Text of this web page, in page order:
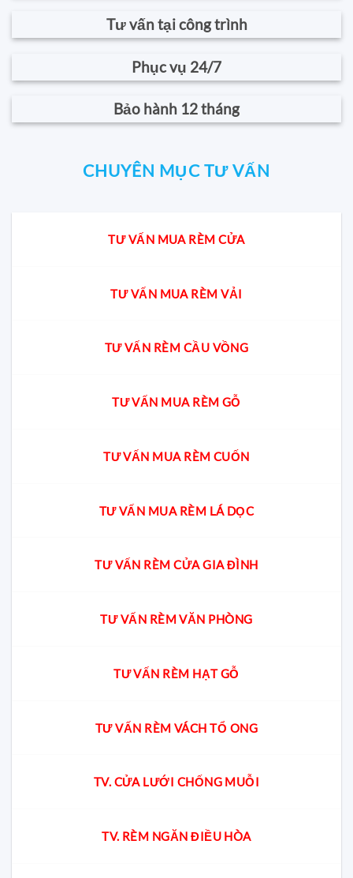
Tư vấn tại công trình
Phục vụ 24/7
Bảo hành 12 tháng
CHUYÊN MỤC TƯ VẤN
TƯ VẤN MUA RÈM CỬA
TƯ VẤN MUA RÈM VẢI
TƯ VẤN RÈM CẦU VỒNG
TƯ VẤN MUA RÈM GỖ
TƯ VẤN MUA RÈM CUỐN
TƯ VẤN MUA RÈM LÁ DỌC
TƯ VẤN RÈM CỬA GIA ĐÌNH
TƯ VẤN RÈM VĂN PHÒNG
TƯ VẤN RÈM HẠT GỖ
TƯ VẤN RÈM VÁCH TỔ ONG
TV. CỬA LƯỚI CHỐNG MUỖI
TV. RÈM NGĂN ĐIỀU HÒA